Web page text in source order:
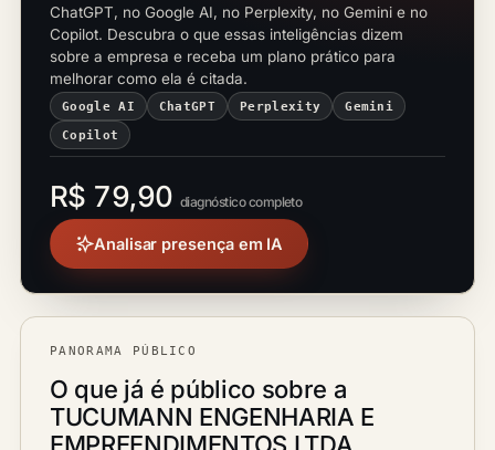
ChatGPT, no Google AI, no Perplexity, no Gemini e no
Copilot. Descubra o que essas inteligências dizem
sobre a empresa e receba um plano prático para
melhorar como ela é citada.
Google AI ChatGPT Perplexity Gemini
Copilot
R$ 79,90 diagnóstico completo
Analisar presença em IA
PANORAMA PÚBLICO
O que já é público sobre a
TUCUMANN ENGENHARIA E